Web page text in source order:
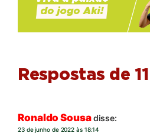
Respostas de 11
Ronaldo Sousadisse:
23 de junho de 2022 às 18:14